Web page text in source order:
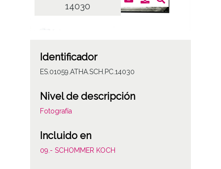
14030
Identificador
ES.01059.ATHA.SCH.PC.14030
Nivel de descripción
Fotografía
Incluido en
09.- SCHOMMER KOCH